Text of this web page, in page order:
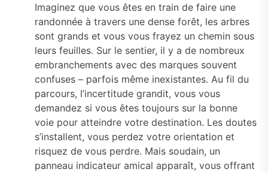
Imaginez que vous êtes en train de faire une
randonnée à travers une dense forêt, les arbres
sont grands et vous vous frayez un chemin sous
leurs feuilles. Sur le sentier, il y a de nombreux
embranchements avec des marques souvent
confuses – parfois même inexistantes. Au fil du
parcours, l’incertitude grandit, vous vous
demandez si vous êtes toujours sur la bonne
voie pour atteindre votre destination. Les doutes
s’installent, vous perdez votre orientation et
risquez de vous perdre. Mais soudain, un
panneau indicateur amical apparaît, vous offrant